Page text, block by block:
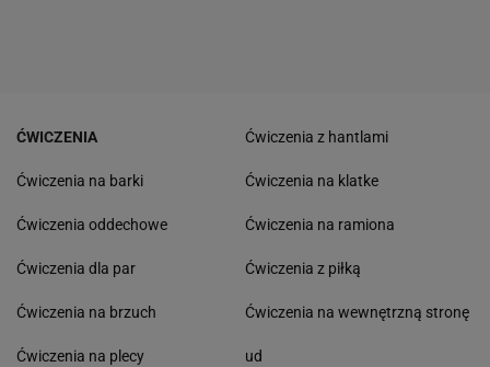
ĆWICZENIA
Ćwiczenia na barki
Ćwiczenia oddechowe
Ćwiczenia dla par
Ćwiczenia na brzuch
Ćwiczenia na plecy
Ćwiczenia z hantlami
Ćwiczenia na klatke
Ćwiczenia na ramiona
Ćwiczenia z piłką
Ćwiczenia na wewnętrzną stronę
ud